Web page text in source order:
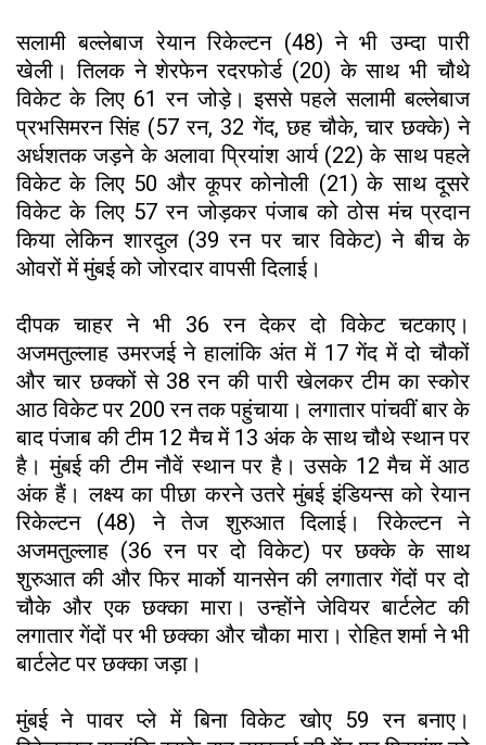
सलामी बल्लेबाज रेयान रिकेल्टन (48) ने भी उम्दा पारी
खेली। तिलक ने शेरफेन रदरफोर्ड (20) के साथ भी चौथे
विकेट के लिए 61 रन जोड़े। इससे पहले सलामी बल्लेबाज
प्रभसिमरन सिंह (57 रन, 32 गेंद, छह चौके, चार छक्के) ने
अर्धशतक जड़ने के अलावा प्रियांश आर्य (22) के साथ पहले
विकेट के लिए 50 और कूपर कोनोली (21) के साथ दूसरे
विकेट के लिए 57 रन जोड़कर पंजाब को ठोस मंच प्रदान
किया लेकिन शारदुल (39 रन पर चार विकेट) ने बीच के
ओवरों में मुंबई को जोरदार वापसी दिलाई।
दीपक चाहर ने भी 36 रन देकर दो विकेट चटकाए।
अजमतुल्लाह उमरजई ने हालांकि अंत में 17 गेंद में दो चौकों
और चार छक्कों से 38 रन की पारी खेलकर टीम का स्कोर
आठ विकेट पर 200 रन तक पहुंचाया। लगातार पांचवीं बार के
बाद पंजाब की टीम 12 मैच में 13 अंक के साथ चौथे स्थान पर
है। मुंबई की टीम नौवें स्थान पर है। उसके 12 मैच में आठ
अंक हैं। लक्ष्य का पीछा करने उतरे मुंबई इंडियन्स को रेयान
रिकेल्टन (48) ने तेज शुरुआत दिलाई। रिकेल्टन ने
अजमतुल्लाह (36 रन पर दो विकेट) पर छक्के के साथ
शुरुआत की और फिर मार्को यानसेन की लगातार गेंदों पर दो
चौके और एक छक्का मारा। उन्होंने जेवियर बार्टलेट की
लगातार गेंदों पर भी छक्का और चौका मारा। रोहित शर्मा ने भी
बार्टलेट पर छक्का जड़ा।
मुंबई ने पावर प्ले में बिना विकेट खोए 59 रन बनाए।